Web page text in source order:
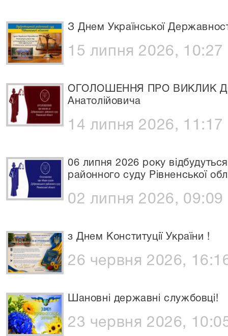
З Днем Української
15 липня 2026, 10:27
ОГОЛОШЕННЯ ПРО ВИКЛИК ДО
Анатолійовича
14 липня 2026, 11:17
06 липня 2026 року
районного суду Рівненської
02 липня 2026, 09:09
з Днем Конституції України !
26 червня 2026,
Шановні державні службовці!
23 червня 2026,